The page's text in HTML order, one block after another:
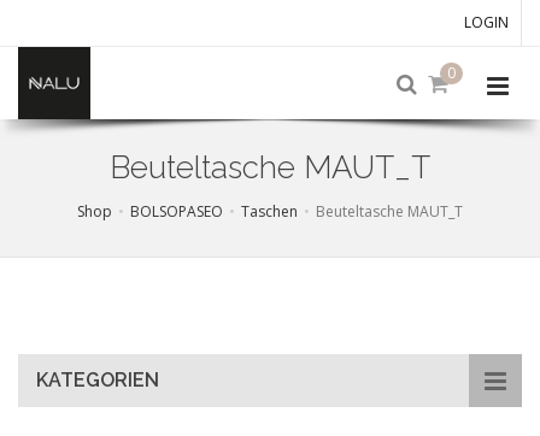
LOGIN
0
Beuteltasche MAUT_T
Shop BOLSOPASEO Taschen Beuteltasche MAUT_T
KATEGORIEN